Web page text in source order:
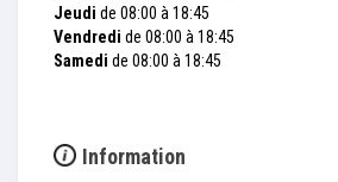
Jeudi de 08:00 à 18:45
Vendredi de 08:00 à 18:45
Samedi de 08:00 à 18:45
Information